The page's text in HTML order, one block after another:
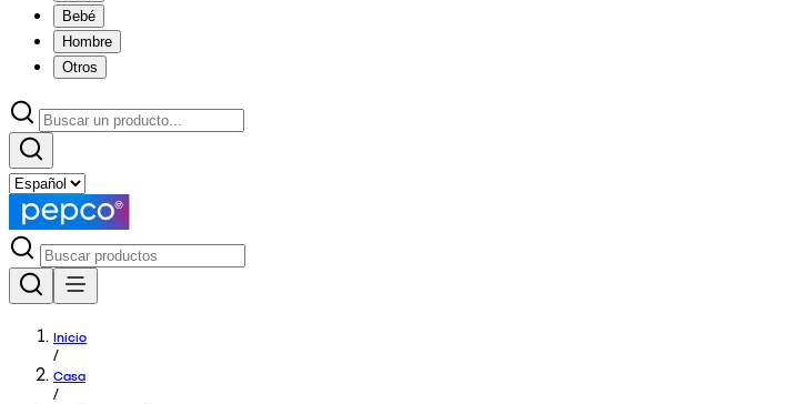
Bebé
Hombre
Otros
Inicio
/
Casa
/